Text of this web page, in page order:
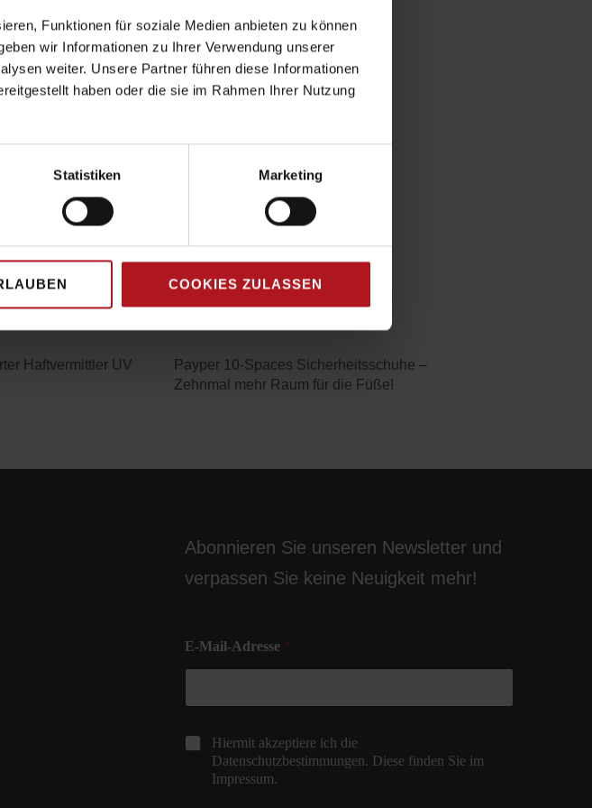
Funktionen für soziale Medien anbieten zu können
wir Informationen zu Ihrer Verwendung unserer
weiter. Unsere Partner führen diese Informationen
haben oder die sie im Rahmen Ihrer Nutzung
Statistiken Marketing
COOKIES ZULASSEN
Haftvermittler UV
Payper 10-Spaces Sicherheitsschuhe –
Zehnmal mehr Raum für die Füße!
Abonnieren Sie unseren Newsletter und
verpassen Sie keine Neuigkeit mehr!
E-Mail-Adresse *
C
Hiermit akzeptiere ich die
Datenschutzbestimmungen. Diese finden Sie im
Impressum.